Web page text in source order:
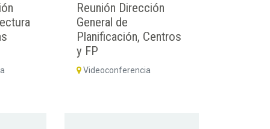
Reunión Dirección
General de
Planificación, Centros
y FP
Videoconferencia